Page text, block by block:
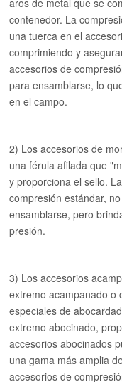
aros de metal que se
contenedor. La
una tuerca en el
comprimiendo y
accesorios de
para ensamblarse, lo
en el campo.
2) Los accesorios de
una férula afilada que
y proporciona el sello.
compresión estándar,
ensamblarse, pero
presión.
3) Los accesorios
extremo acampanado o
especiales de
extremo abocinado,
accesorios abocinados
una gama más amplia
accesorios de